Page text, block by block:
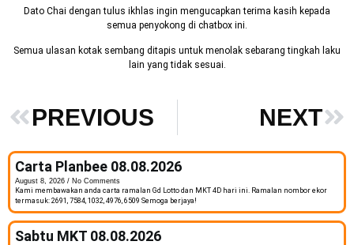
Dato Chai dengan tulus ikhlas ingin mengucapkan terima kasih kepada
semua penyokong di chatbox ini.
Semua ulasan kotak sembang ditapis untuk menolak sebarang tingkah laku
lain yang tidak sesuai.
PREVIOUS NEXT
Carta Planbee 08.08.2026
August 8, 2026
No Comments
Kami membawakan anda carta ramalan Gd Lotto dan MKT 4D hari ini. Ramalan nombor ekor
termasuk: 2691, 7584, 1032, 4976, 6509 Semoga berjaya!
Sabtu MKT 08.08.2026